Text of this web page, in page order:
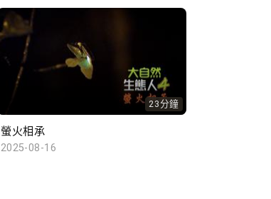
23分鐘
螢火相承
2025-08-16